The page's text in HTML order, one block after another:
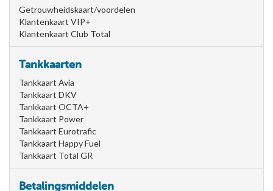
Getrouwheidskaart/voordelen
Klantenkaart VIP+
Klantenkaart Club Total
Tankkaarten
Tankkaart Avia
Tankkaart DKV
Tankkaart OCTA+
Tankkaart Power
Tankkaart Eurotrafic
Tankkaart Happy Fuel
Tankkaart Total GR
Betalingsmiddelen